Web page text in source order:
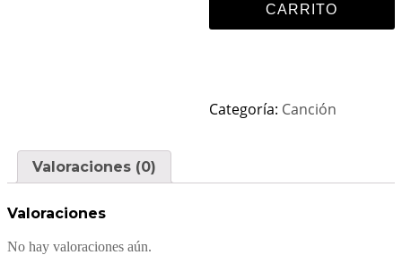
CARRITO
Categoría: Canción
Valoraciones (0)
Valoraciones
No hay valoraciones aún.